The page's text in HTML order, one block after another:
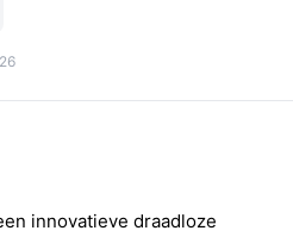
innovatieve draadloze